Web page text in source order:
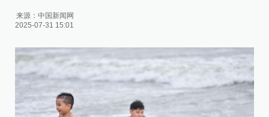
来源：中国新闻网
2025-07-31 15:01